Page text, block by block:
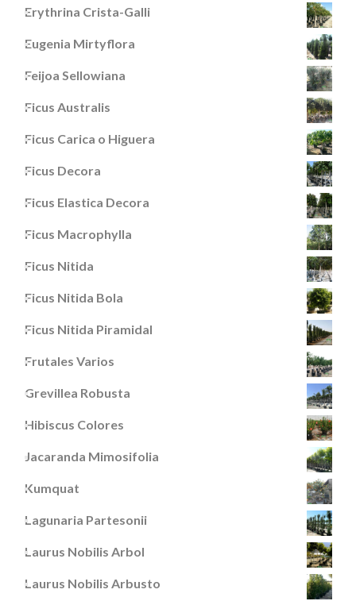
Erythrina Crista-Galli
Eugenia Mirtyflora
Feijoa Sellowiana
Ficus Australis
Ficus Carica o Higuera
Ficus Decora
Ficus Elastica Decora
Ficus Macrophylla
Ficus Nitida
Ficus Nitida Bola
Ficus Nitida Piramidal
Frutales Varios
Grevillea Robusta
Hibiscus Colores
Jacaranda Mimosifolia
Kumquat
Lagunaria Partesonii
Laurus Nobilis Arbol
Laurus Nobilis Arbusto